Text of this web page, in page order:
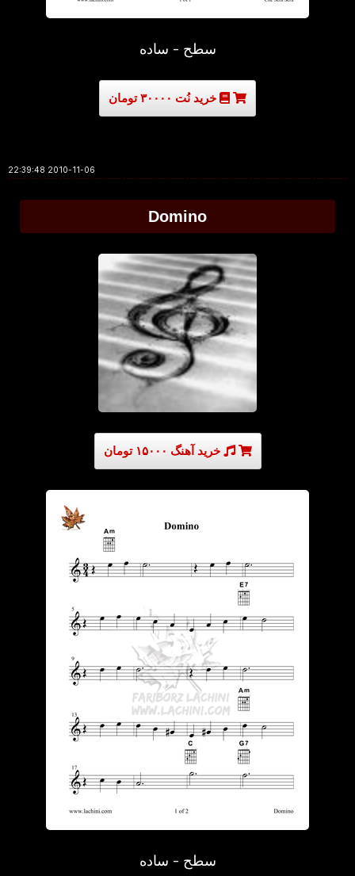
سطح - ساده
خرید نُت ۳۰۰۰۰ تومان
2010-11-06 22:39:48
Domino
خرید آهنگ ۱۵۰۰۰ تومان
سطح - ساده